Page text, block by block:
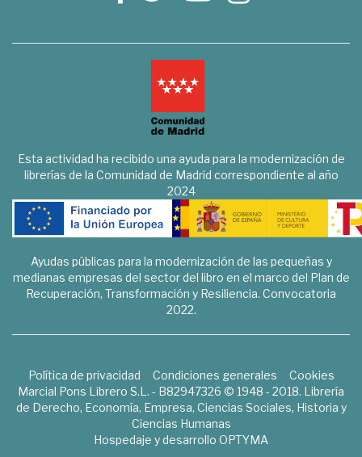
Esta actividad ha recibido una ayuda para la modernización de
librerías de la Comunidad de Madrid correspondiente al año
2024
Ayudas públicas para la modernización de las pequeñas y
medianas empresas del sector del libro en el marco del Plan de
Recuperación, Transformación y Resiliencia. Convocatoria
2022.
Política de privacidad Condiciones generales
Cookies
Marcial Pons Librero S.L. - B82947326 © 1948 - 2018. Librería
de Derecho, Economía, Empresa, Ciencias Sociales, Historia y
Ciencias Humanas
Hospedaje y desarrollo OPTYMA